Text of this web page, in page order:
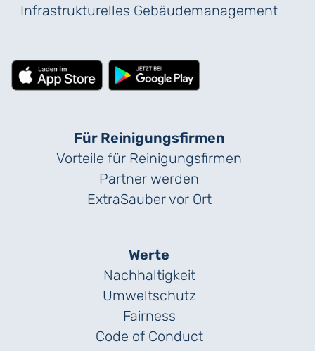
Infrastrukturelles Gebäude­management
Für Reinigungs­firmen
Vorteile für Reinigungs­firmen
Partner werden
ExtraSauber vor Ort
Werte
Nachhaltigkeit
Umweltschutz
Fairness
Code of Conduct